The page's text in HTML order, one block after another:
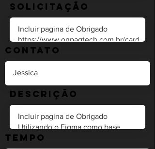
Solicitação
Contato
Descrição
Tempo